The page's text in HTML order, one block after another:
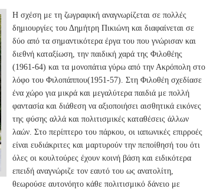
Η σχέση με τη ζωγραφική αναγνωρίζεται σε πολλές
δημιουργίες του Δημήτρη Πικιώνη και διαφαίνεται σε
δύο από τα σημαντικότερα έργα του που γνώρισαν και
διεθνή καταξίωση, την παιδική χαρά της Φιλοθέης
(1961-64) και τα μονοπάτια γύρω από την Ακρόπολη στο
λόφο του Φιλοπάππου(1951-57). Στη Φιλοθέη σχεδίασε
ένα χώρο για μικρά και μεγαλύτερα παιδιά με πολλή
φαντασία και διάθεση να αξιοποιήσει αισθητικά εικόνες
της φύσης αλλά και πολιτισμικές καταθέσεις άλλων
λαών. Στο περίπτερο του πάρκου, οι ιαπωνικές επιρροές
είναι ευδιάκριτες και μαρτυρούν την πεποίθησή του ότι
όλες οι κουλτούρες έχουν κοινή βάση και ειδικότερα
επειδή αναγνώριζε τον εαυτό του ως ανατολίτη,
θεωρούσε αυτονόητο κάθε πολιτισμικό δάνειο με